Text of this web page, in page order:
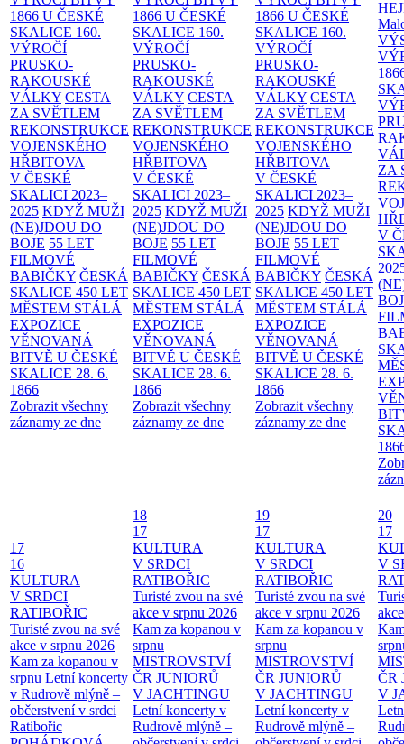
1866 U ČESKÉ
SKALICE 160.
VÝROČÍ
PRUSKO-
RAKOUSKÉ
VÁLKY CESTA
ZA SVĚTLEM
REKONSTRUKCE
VOJENSKÉHO
HŘBITOVA
V ČESKÉ
SKALICI 2023–
2025 KDYŽ MUŽI
(NE)JDOU DO
BOJE 55 LET
FILMOVÉ
BABIČKY ČESKÁ
SKALICE 450 LET
MĚSTEM STÁLÁ
EXPOZICE
VĚNOVANÁ
BITVĚ U ČESKÉ
SKALICE 28. 6.
1866
Zobrazit všechny
záznamy ze dne
1866 U ČESKÉ
SKALICE 160.
VÝROČÍ
PRUSKO-
RAKOUSKÉ
VÁLKY CESTA
ZA SVĚTLEM
REKONSTRUKCE
VOJENSKÉHO
HŘBITOVA
V ČESKÉ
SKALICI 2023–
2025 KDYŽ MUŽI
(NE)JDOU DO
BOJE 55 LET
FILMOVÉ
BABIČKY ČESKÁ
SKALICE 450 LET
MĚSTEM STÁLÁ
EXPOZICE
VĚNOVANÁ
BITVĚ U ČESKÉ
SKALICE 28. 6.
1866
Zobrazit všechny
záznamy ze dne
1866 U ČESKÉ
SKALICE 160.
VÝROČÍ
PRUSKO-
RAKOUSKÉ
VÁLKY CESTA
ZA SVĚTLEM
REKONSTRUKCE
VOJENSKÉHO
HŘBITOVA
V ČESKÉ
SKALICI 2023–
2025 KDYŽ MUŽI
(NE)JDOU DO
BOJE 55 LET
FILMOVÉ
BABIČKY ČESKÁ
SKALICE 450 LET
MĚSTEM STÁLÁ
EXPOZICE
VĚNOVANÁ
BITVĚ U ČESKÉ
SKALICE 28. 6.
1866
Zobrazit všechny
záznamy ze dne
ZA
V
17
16
KULTURA
V SRDCI
RATIBOŘIC
Turisté zvou na své
akce v srpnu 2026
Kam za kopanou v
srpnu Letní koncerty
v Rudrově mlýně –
občerstvení v srdci
Ratibořic
18
17
KULTURA
V SRDCI
RATIBOŘIC
Turisté zvou na své
akce v srpnu 2026
Kam za kopanou v
srpnu
MISTROVSTVÍ
ČR JUNIORŮ
V JACHTINGU
Letní koncerty v
Rudrově mlýně –
19
17
KULTURA
V SRDCI
RATIBOŘIC
Turisté zvou na své
akce v srpnu 2026
Kam za kopanou v
srpnu
MISTROVSTVÍ
ČR JUNIORŮ
V JACHTINGU
Letní koncerty v
Rudrově mlýně –
20
17
V
ČR
V